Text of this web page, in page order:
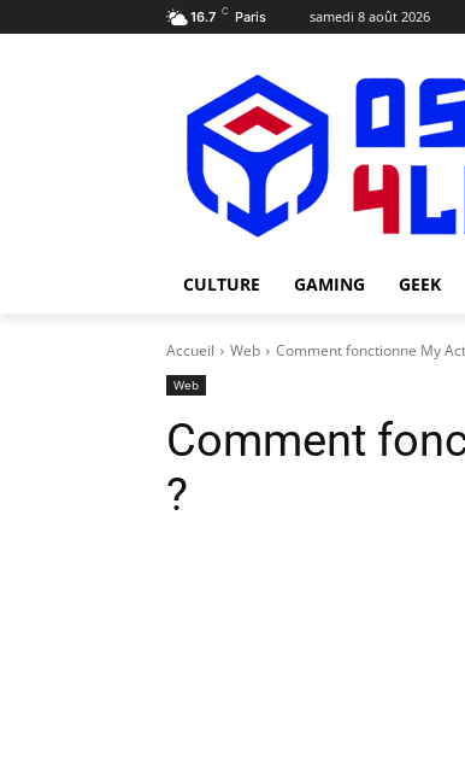
16.7 C Paris samedi 8 août 2026
CULTURE GAMING GEEK
Accueil Web Comment fonctionne My
Web
Comment
?